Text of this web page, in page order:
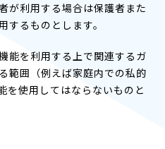
が利用する場合は保護者また
するものとします。
能を利用する上で関連するガ
範囲（例えば家庭内での私的
を使用してはならないものと